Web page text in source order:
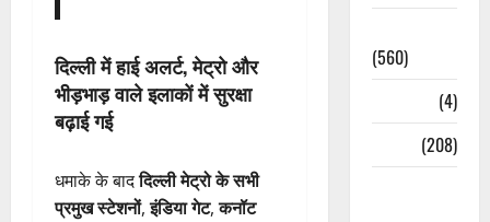
दिल्ली में हाई अलर्ट, मेट्रो और
भीड़भाड़ वाले इलाकों में सुरक्षा
बढ़ाई गई
धमाके के बाददिल्ली मेट्रो के सभी
प्रमुख स्टेशनों,इंडिया गेट,कनॉट
(560)
(4)
(208)